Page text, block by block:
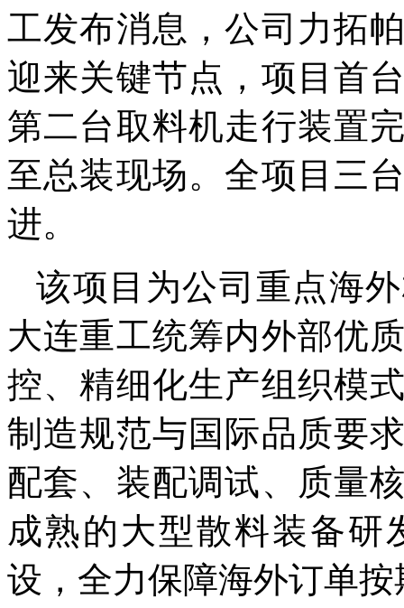
工发布消息，公司力拓
迎来关键节点，项目首
第二台取料机走行装置
至总装现场。全项目三
进。
该项目为公司重点海
大连重工统筹内外部优
控、精细化生产组织模
制造规范与国际品质要
配套、装配调试、质量
成熟的大型散料装备研
设，全力保障海外订单